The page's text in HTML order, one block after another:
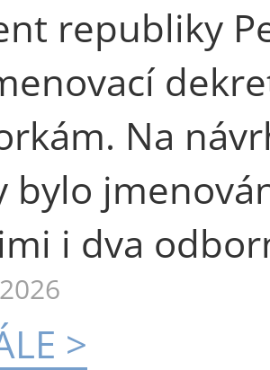
republiky
Na
bylo
i dva
>